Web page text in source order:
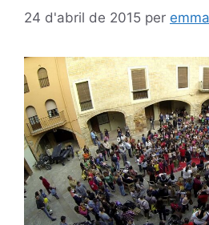
24 d'abril de 2015 per emma